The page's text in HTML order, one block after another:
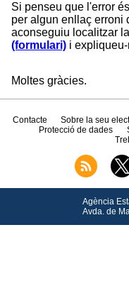
Si penseu que l'error
per algun enllaç erroni
aconseguiu localitzar
(formulari) i
Moltes gràcies.
Contacte Sobre la seu
Protecció de dades
Agència
Avda.de